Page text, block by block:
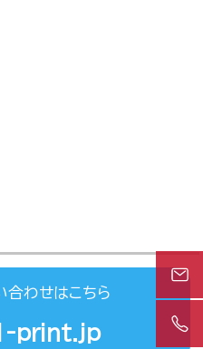
合わせはこちら
print.jp